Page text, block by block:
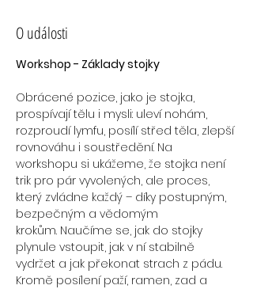
O události
Workshop - Základy stojky
Obrácené pozice, jako je stojka,
prospívají tělu i mysli: uleví nohám,
rozproudí lymfu, posílí střed těla, zlepší
rovnováhu i soustředění. Na
workshopu si ukážeme, že stojka není
trik pro pár vyvolených, ale proces,
který zvládne každý – díky postupným,
bezpečným a vědomým
krokům. Naučíme se, jak do stojky
plynule vstoupit, jak v ní stabilně
vydržet a jak překonat strach z pádu.
Kromě posílení paží, ramen, zad a